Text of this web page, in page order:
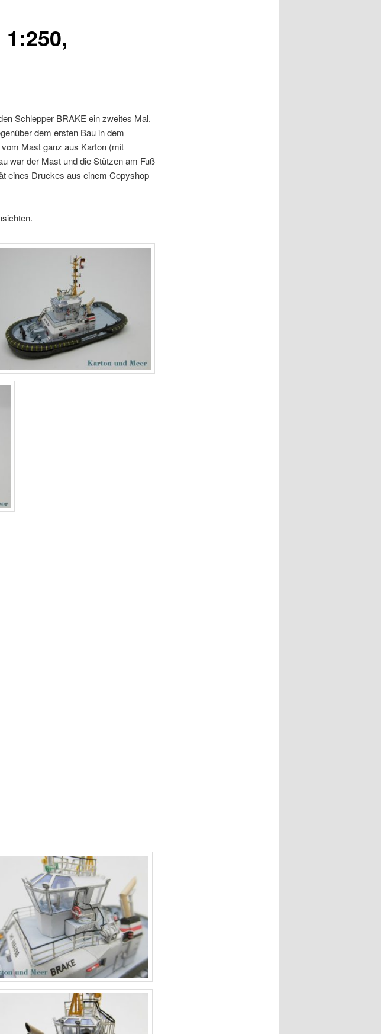
Schlepper BRAKE ein zweites Mal.
dem ersten Bau in dem
Mast ganz aus Karton (mit
war der Mast und die Stützen am Fuß
eines Druckes aus einem Copyshop